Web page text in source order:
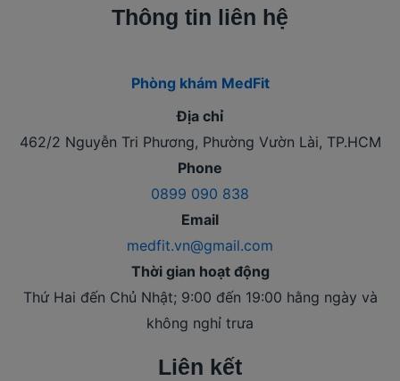
Thông tin liên hệ
Phòng khám MedFit
Địa chỉ
462/2 Nguyễn Tri Phương, Phường Vườn Lài, TP.HCM
Phone
0899 090 838
Email
medfit.vn@gmail.com
Thời gian hoạt động
Thứ Hai đến Chủ Nhật; 9:00 đến 19:00 hằng ngày và
không nghỉ trưa
Liên kết